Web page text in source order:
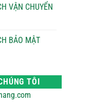
VẬN CHUYỂN
BẢO MẬT
TÔI